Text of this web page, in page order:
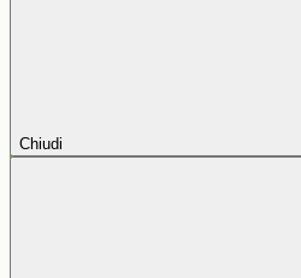
Chiudi